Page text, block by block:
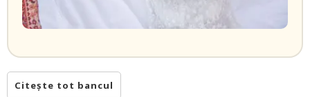
Citește tot bancul